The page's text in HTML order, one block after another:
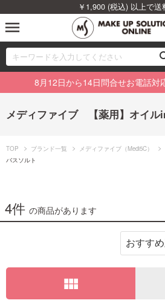
￥1,900 (税込) 以上で送
menu
00 ブランドから探す
カテゴリから探す
ランキングから探す
ビューティジャーナルから探す
ご利用ガイド
8月12日から14日問合せお電話対
メディファイブ 【薬用】オイル
TOP ブランド一覧 メディファイブ（Medi5C）
バスソルト
4件 の商品があります
view_module